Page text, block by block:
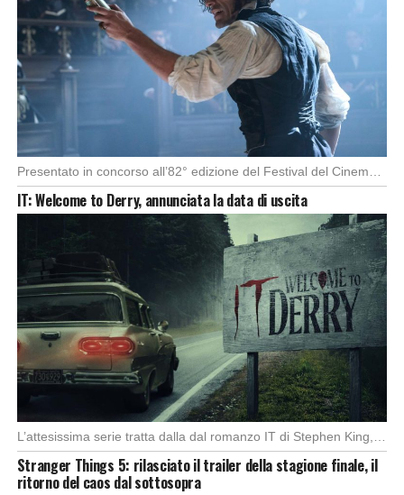
Presentato in concorso all’82° edizione del Festival del Cinema di Venezia, con l’impeccabile interpretazione di […]
IT: Welcome to Derry, annunciata la data di uscita
L’attesissima serie tratta dalla dal romanzo IT di Stephen King, arriverà anche in Italia, molto […]
Stranger Things 5: rilasciato il trailer della stagione finale, il
ritorno del caos dal sottosopra